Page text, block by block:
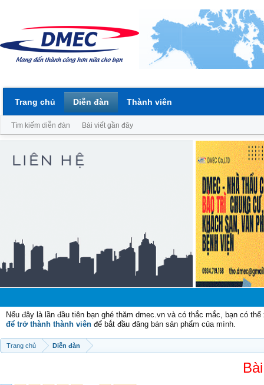
Nếu đây là lần đầu tiên bạn ghé thăm dmec.vn và có thắc mắc, bạn có
để trở thành thành viên để bắt đầu đăng bán sản phẩm của mình.
Trang chủ Diễn đàn
Trang chủ Diễn đàn
Tìm kiếm diễn đàn Bài viết gần đây
Thành viên